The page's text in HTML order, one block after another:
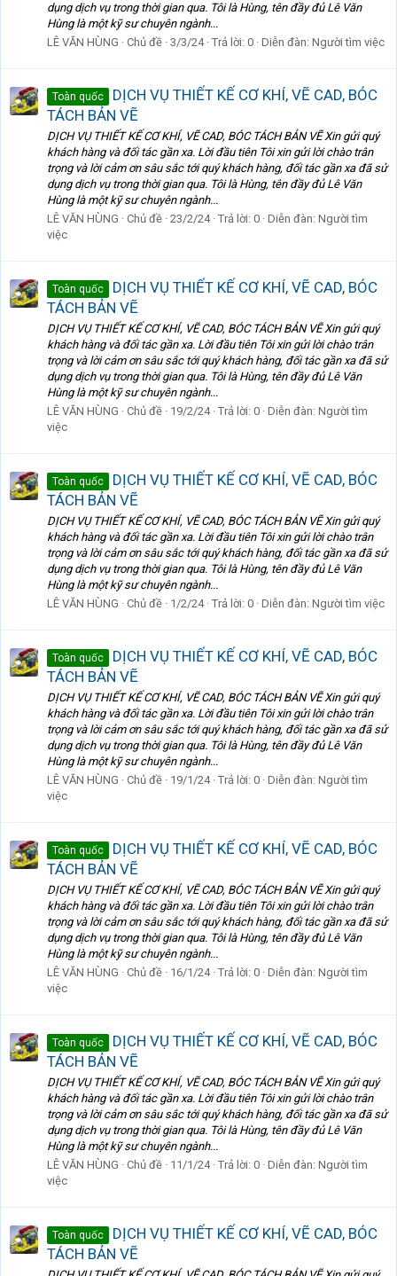
dụng dịch vụ trong thời gian qua. Tôi là Hùng, tên đầy đủ Lê Văn
Hùng là một kỹ sư chuyên ngành...
LÊ VĂN HÙNG
Chủ đề 3/3/24 Trả lời: 0 Diễn đàn: Người tìm việc
Toàn quốc
DỊCH VỤ THIẾT KẾ CƠ KHÍ, VẼ CAD, BÓC
TÁCH BẢN VẼ
DỊCH VỤ THIẾT KẾ CƠ KHÍ, VẼ CAD, BÓC TÁCH BẢN VẼ Xin gửi quý
khách hàng và đối tác gần xa. Lời đầu tiên Tôi xin gửi lời chào trân
trọng và lời cảm ơn sâu sắc tới quý khách hàng, đối tác gần xa đã sử
dụng dịch vụ trong thời gian qua. Tôi là Hùng, tên đầy đủ Lê Văn
Hùng là một kỹ sư chuyên ngành...
LÊ VĂN HÙNG
Chủ đề 23/2/24 Trả lời: 0 Diễn đàn: Người tìm
việc
Toàn quốc
DỊCH VỤ THIẾT KẾ CƠ KHÍ, VẼ CAD, BÓC
TÁCH BẢN VẼ
DỊCH VỤ THIẾT KẾ CƠ KHÍ, VẼ CAD, BÓC TÁCH BẢN VẼ Xin gửi quý
khách hàng và đối tác gần xa. Lời đầu tiên Tôi xin gửi lời chào trân
trọng và lời cảm ơn sâu sắc tới quý khách hàng, đối tác gần xa đã sử
dụng dịch vụ trong thời gian qua. Tôi là Hùng, tên đầy đủ Lê Văn
Hùng là một kỹ sư chuyên ngành...
LÊ VĂN HÙNG
Chủ đề 19/2/24 Trả lời: 0 Diễn đàn: Người tìm
việc
Toàn quốc
DỊCH VỤ THIẾT KẾ CƠ KHÍ, VẼ CAD, BÓC
TÁCH BẢN VẼ
DỊCH VỤ THIẾT KẾ CƠ KHÍ, VẼ CAD, BÓC TÁCH BẢN VẼ Xin gửi quý
khách hàng và đối tác gần xa. Lời đầu tiên Tôi xin gửi lời chào trân
trọng và lời cảm ơn sâu sắc tới quý khách hàng, đối tác gần xa đã sử
dụng dịch vụ trong thời gian qua. Tôi là Hùng, tên đầy đủ Lê Văn
Hùng là một kỹ sư chuyên ngành...
LÊ VĂN HÙNG
Chủ đề 1/2/24 Trả lời: 0 Diễn đàn: Người tìm việc
Toàn quốc
DỊCH VỤ THIẾT KẾ CƠ KHÍ, VẼ CAD, BÓC
TÁCH BẢN VẼ
DỊCH VỤ THIẾT KẾ CƠ KHÍ, VẼ CAD, BÓC TÁCH BẢN VẼ Xin gửi quý
khách hàng và đối tác gần xa. Lời đầu tiên Tôi xin gửi lời chào trân
trọng và lời cảm ơn sâu sắc tới quý khách hàng, đối tác gần xa đã sử
dụng dịch vụ trong thời gian qua. Tôi là Hùng, tên đầy đủ Lê Văn
Hùng là một kỹ sư chuyên ngành...
LÊ VĂN HÙNG
Chủ đề 19/1/24 Trả lời: 0 Diễn đàn: Người tìm
việc
Toàn quốc
DỊCH VỤ THIẾT KẾ CƠ KHÍ, VẼ CAD, BÓC
TÁCH BẢN VẼ
DỊCH VỤ THIẾT KẾ CƠ KHÍ, VẼ CAD, BÓC TÁCH BẢN VẼ Xin gửi quý
khách hàng và đối tác gần xa. Lời đầu tiên Tôi xin gửi lời chào trân
trọng và lời cảm ơn sâu sắc tới quý khách hàng, đối tác gần xa đã sử
dụng dịch vụ trong thời gian qua. Tôi là Hùng, tên đầy đủ Lê Văn
Hùng là một kỹ sư chuyên ngành...
LÊ VĂN HÙNG
Chủ đề 16/1/24 Trả lời: 0 Diễn đàn: Người tìm
việc
Toàn quốc
DỊCH VỤ THIẾT KẾ CƠ KHÍ, VẼ CAD, BÓC
TÁCH BẢN VẼ
DỊCH VỤ THIẾT KẾ CƠ KHÍ, VẼ CAD, BÓC TÁCH BẢN VẼ Xin gửi quý
khách hàng và đối tác gần xa. Lời đầu tiên Tôi xin gửi lời chào trân
trọng và lời cảm ơn sâu sắc tới quý khách hàng, đối tác gần xa đã sử
dụng dịch vụ trong thời gian qua. Tôi là Hùng, tên đầy đủ Lê Văn
Hùng là một kỹ sư chuyên ngành...
LÊ VĂN HÙNG
Chủ đề 11/1/24 Trả lời: 0 Diễn đàn: Người tìm
việc
Toàn quốc
DỊCH VỤ THIẾT KẾ CƠ KHÍ, VẼ CAD, BÓC
TÁCH BẢN VẼ